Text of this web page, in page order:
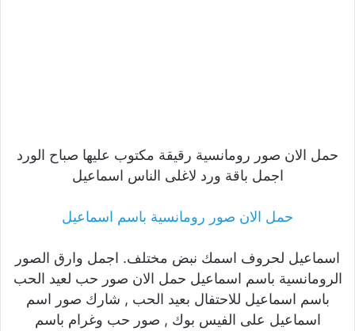
حمل الان صور رومانسية رقيقة مكتوب عليها صباح الورد
اجمل باقة ورد لاغلى الناس اسماعيل
حمل الان صور رومانسية باسم اسماعيل
اسماعيل لحروف اسمك نبض مختلف. اجمل وارق الصور
الرومانسية باسم اسماعيل حمل الان صور حب لعيد الحب
باسم اسماعيل للاحتفال بعيد الحب , شارك صور اسم
اسماعيل على الفيس بوك , صور حب وغرام باسم